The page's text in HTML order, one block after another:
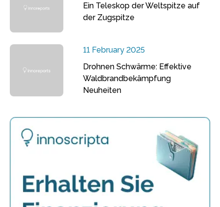
Ein Teleskop der Weltspitze auf
der Zugspitze
11 February 2025
Drohnen Schwärme: Effektive
Waldbrandbekämpfung
Neuheiten